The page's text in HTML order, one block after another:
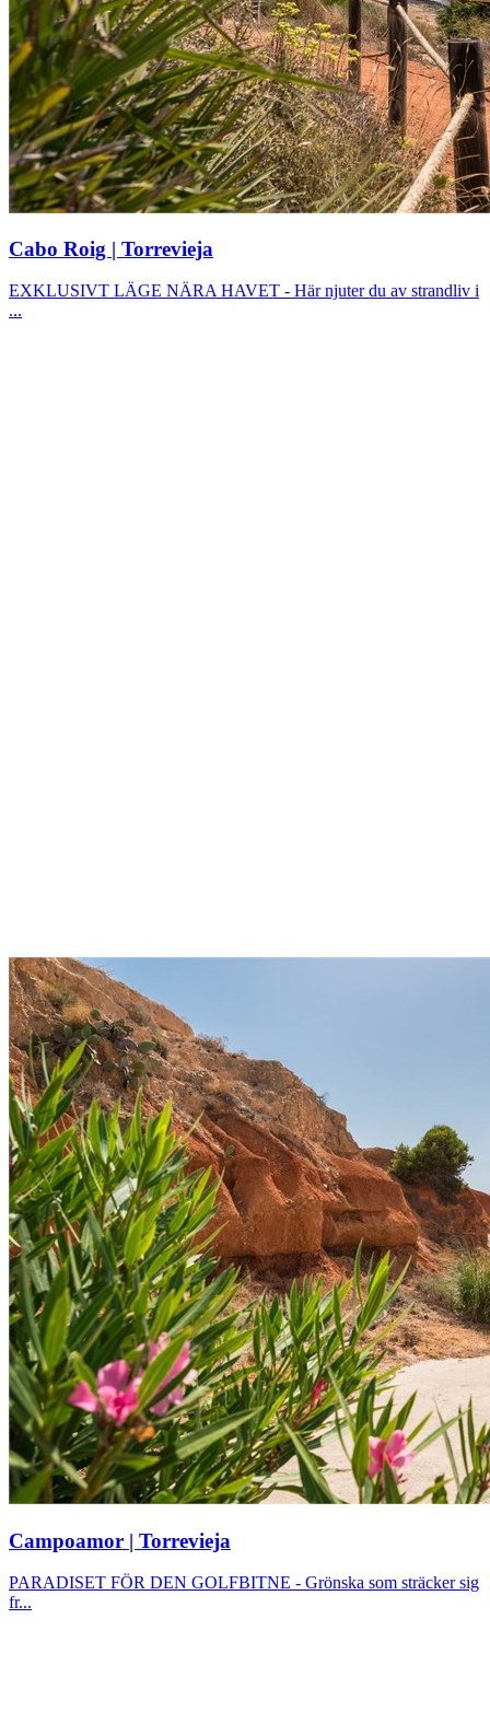
Cabo Roig | Torrevieja
EXKLUSIVT LÄGE NÄRA HAVET - Här njuter du av strandliv i
...
Campoamor | Torrevieja
PARADISET FÖR DEN GOLFBITNE - Grönska som sträcker sig
fr...